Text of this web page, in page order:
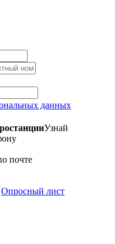
данных
Узнай
почте
Опросный лист